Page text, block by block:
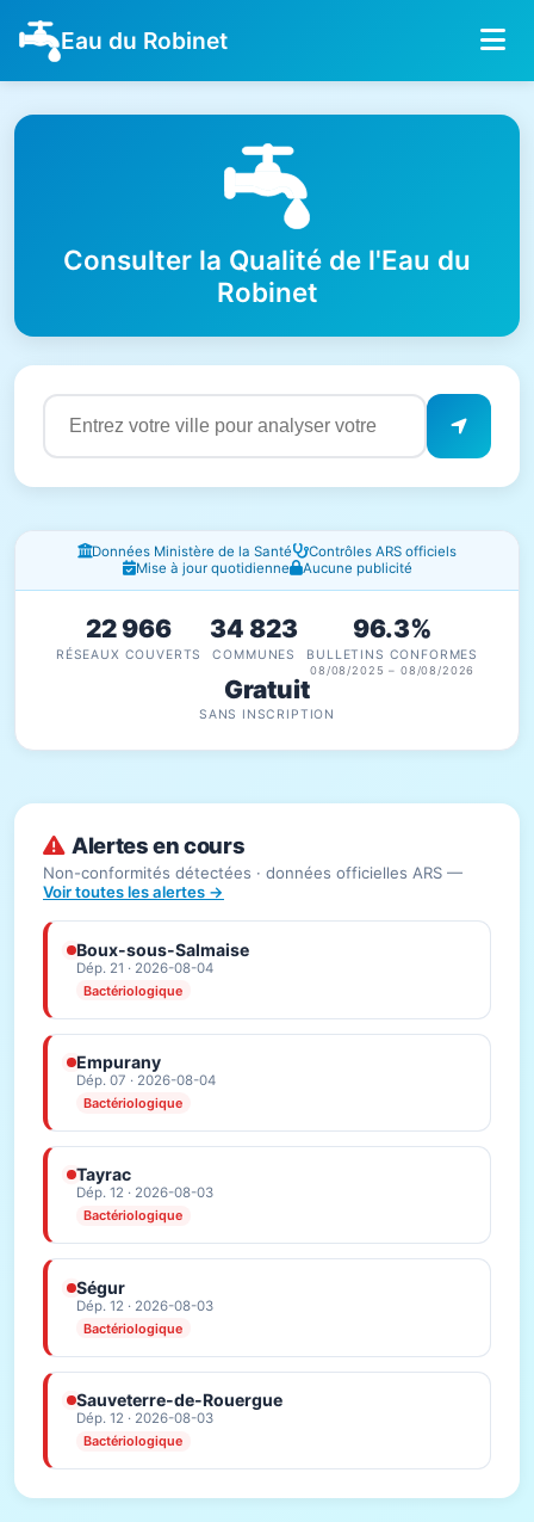
Eau du Robinet
Consulter la Qualité de l'Eau du
Robinet
Résultats de qualité de l'eau
Fenêtres d'information
Données Ministère de la Santé
Contrôles ARS officiels
Mise à jour quotidienne
Aucune publicité
22 966
RÉSEAUX COUVERTS
34 823
COMMUNES
96.3%
BULLETINS CONFORMES
08/08/2025 – 08/08/2026
Gratuit
SANS INSCRIPTION
Alertes en cours
Non-conformités détectées · données officielles ARS —
Voir toutes les alertes →
Boux-sous-Salmaise
Dép. 21 · 2026-08-04
Bactériologique
Empurany
Dép. 07 · 2026-08-04
Bactériologique
Tayrac
Dép. 12 · 2026-08-03
Bactériologique
Ségur
Dép. 12 · 2026-08-03
Bactériologique
Sauveterre-de-Rouergue
Dép. 12 · 2026-08-03
Bactériologique